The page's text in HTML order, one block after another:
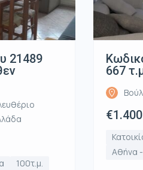
21489
100τ.μ.
667
Αθήνα